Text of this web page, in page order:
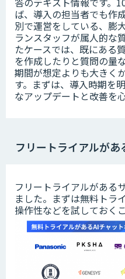
ば、導入の担当者でも作
別で運営をしている、膨
ランスタッフが属人的な
たケースでは、既にある
を作成したりと質問の量
期間が想定よりも大きく
す。まずは、導入時期を
なアップデートと改善を
フリートライアルが
フリートライアルがある
ました。まずは無料トラ
操作性などを試しておく